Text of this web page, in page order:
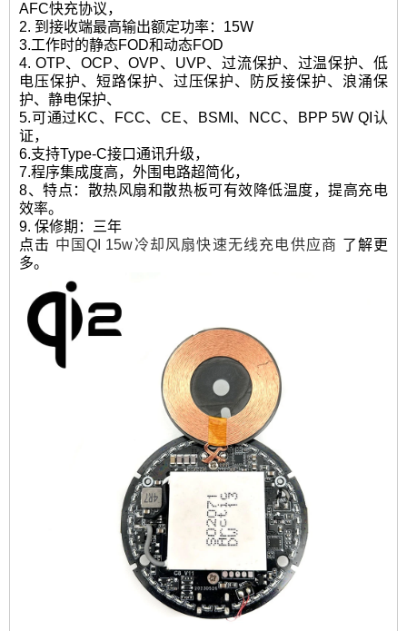
AFC快充协议，
2. 到接收端最高输出额定功率：15W
3.工作时的静态FOD和动态FOD
4. OTP、OCP、OVP、UVP、过流保护、过温保护、低
电压保护、短路保护、过压保护、防反接保护、浪涌保
护、静电保护、
5.可通过KC、FCC、CE、BSMI、NCC、BPP 5W QI认
证，
6.支持Type-C接口通讯升级，
7.程序集成度高，外围电路超简化，
8、特点：散热风扇和散热板可有效降低温度，提高充电
效率。
9. 保修期：三年
点击 中国QI 15w冷却风扇快速无线充电供应商 了解更
多。